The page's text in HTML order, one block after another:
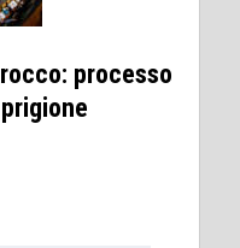
processo